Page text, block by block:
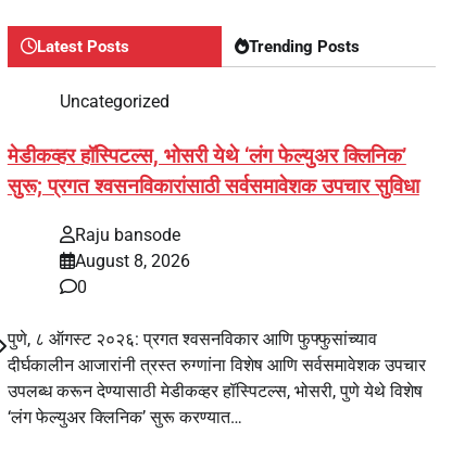
Latest Posts Trending Posts
Uncategorized
मेडीकव्हर हॉस्पिटल्स, भोसरी येथे ‘लंग फेल्युअर क्लिनिक’
सुरू; प्रगत श्वसनविकारांसाठी सर्वसमावेशक उपचार सुविधा
Raju bansode
August 8, 2026
0
पुणे, ८ ऑगस्ट २०२६: प्रगत श्वसनविकार आणि फुफ्फुसांच्याव
दीर्घकालीन आजारांनी त्रस्त रुग्णांना विशेष आणि सर्वसमावेशक उपचार
उपलब्ध करून देण्यासाठी मेडीकव्हर हॉस्पिटल्स, भोसरी, पुणे येथे विशेष
‘लंग फेल्युअर क्लिनिक’ सुरू करण्यात…